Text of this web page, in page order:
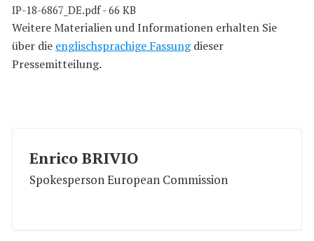
IP-18-6867_DE.pdf - 66 KB
Weitere Materialien und Informationen erhalten Sie
über die englischsprachige Fassungdieser
Pressemitteilung.
Enrico BRIVIO
Spokesperson European Commission